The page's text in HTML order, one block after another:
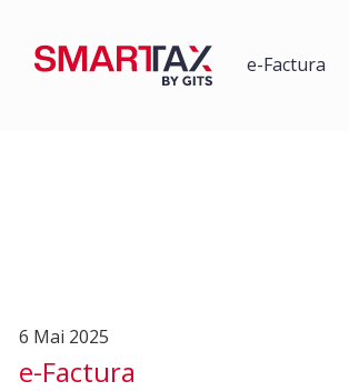
e-Factura
6 Mai 2025
e-Factura